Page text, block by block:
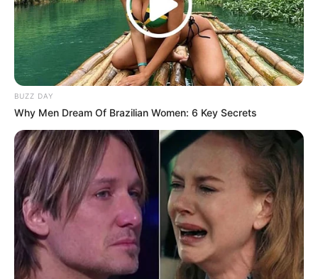
BUZZ DAY
Why Men Dream Of Brazilian Women: 6 Key Secrets